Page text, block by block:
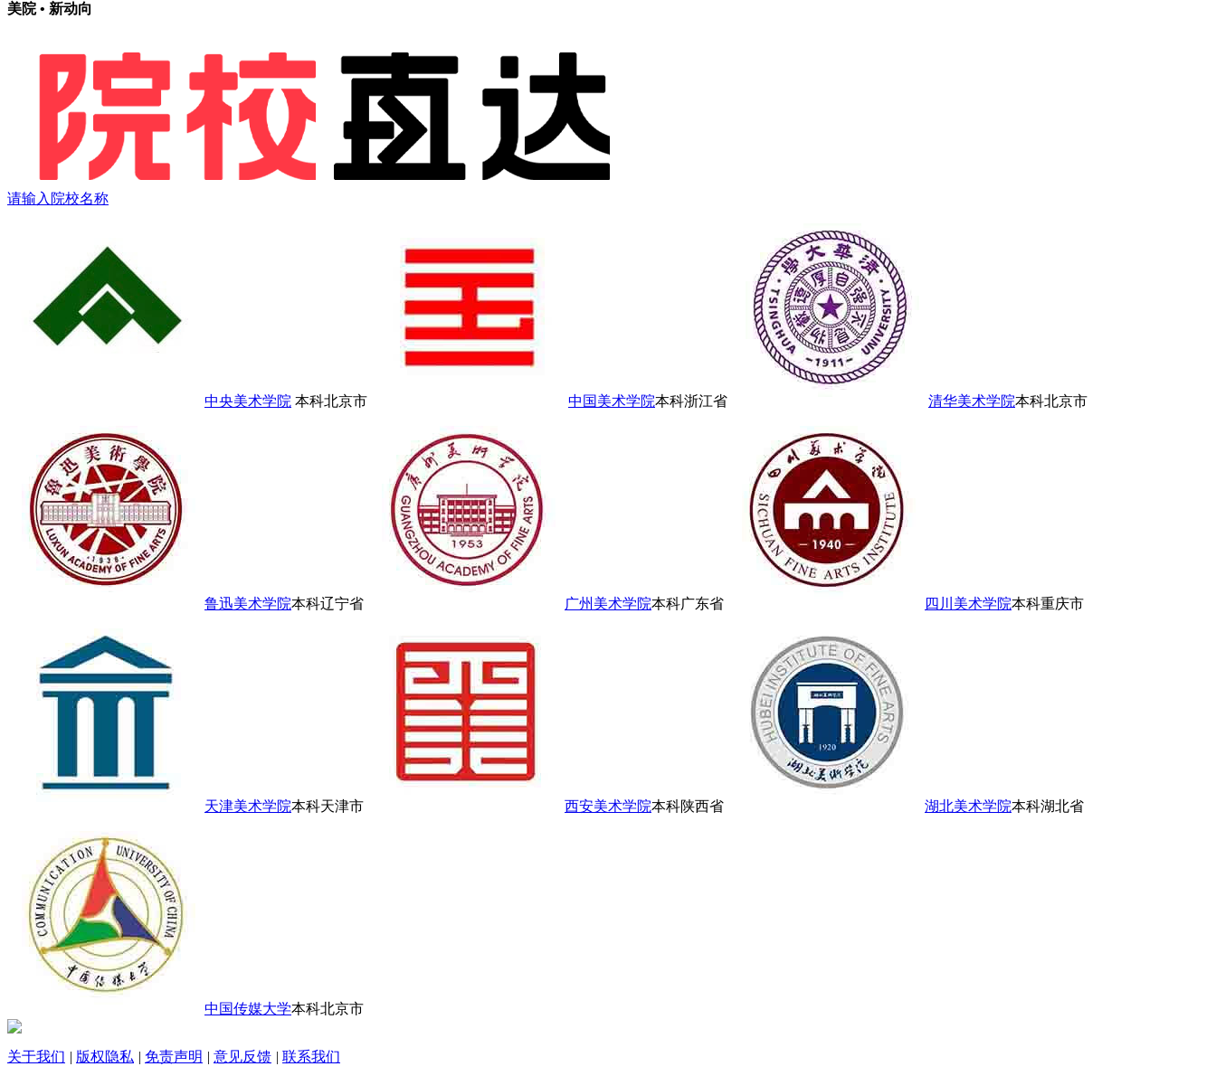
美院 • 新动向
请输入院校名称
中央美术学院 本科北京市 中国美术学院本科浙江省 清华美术学院本科北京市
鲁迅美术学院本科辽宁省 广州美术学院本科广东省 四川美术学院本科重庆市
天津美术学院本科天津市 西安美术学院本科陕西省 湖北美术学院本科湖北省
中国传媒大学本科北京市
关于我们 | 版权隐私 | 免责声明 | 意见反馈 | 联系我们